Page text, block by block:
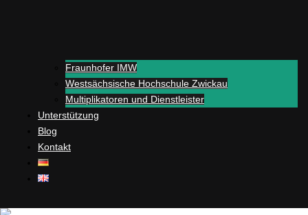
Fraunhofer IMW
Westsächsische Hochschule Zwickau
Multiplikatoren und Dienstleister
Unterstützung
Blog
Kontakt